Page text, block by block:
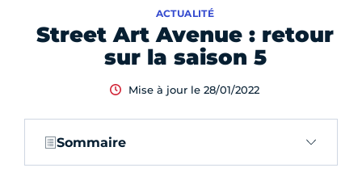
Street Art Avenue : retour
sur la saison 5
ACTUALITÉ
Mise à jour le 28/01/2022
Sommaire